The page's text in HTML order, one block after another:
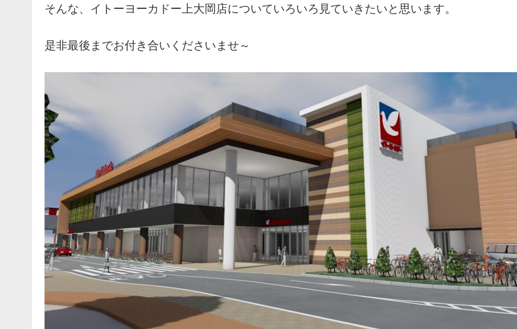
そんな、イトーヨーカドー上大岡店についていろいろ見ていきたいと思います。
是非最後までお付き合いくださいませ～